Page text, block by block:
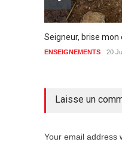
Seigneur, brise
ENSEIGNEMENTS 20
Laisse un
Your email address